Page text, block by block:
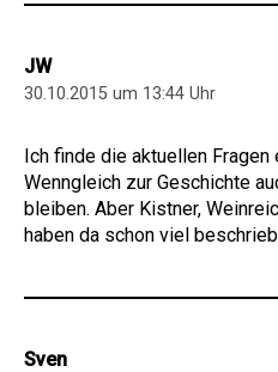
JW
30.10.2015 um 13:44 Uhr
Ich finde die aktuellen Fragen
Wenngleich zur Geschichte
bleiben. Aber Kistner,
haben da schon viel
Sven